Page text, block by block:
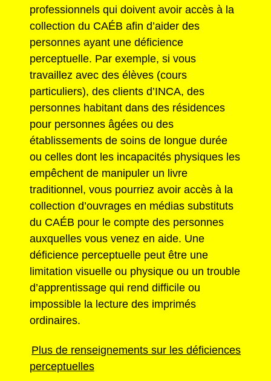
professionnels qui doivent avoir accès à la
collection du CAÉB afin d’aider des
personnes ayant une déficience
perceptuelle. Par exemple, si vous
travaillez avec des élèves (cours
particuliers), des clients d’INCA, des
personnes habitant dans des résidences
pour personnes âgées ou des
établissements de soins de longue durée
ou celles dont les incapacités physiques les
empêchent de manipuler un livre
traditionnel, vous pourriez avoir accès à la
collection d’ouvrages en médias substituts
du CAÉB pour le compte des personnes
auxquelles vous venez en aide. Une
déficience perceptuelle peut être une
limitation visuelle ou physique ou un trouble
d’apprentissage qui rend difficile ou
impossible la lecture des imprimés
ordinaires.
Plus de renseignements sur les déficiences
perceptuelles